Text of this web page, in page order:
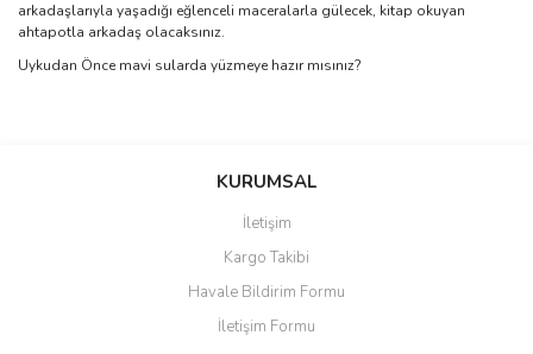
arkadaşlarıyla yaşadığı eğlenceli maceralarla gülecek, kitap okuyan
ahtapotla arkadaş olacaksınız.
Uykudan Önce mavi sularda yüzmeye hazır mısınız?
Bu ürüne ilk yorumu siz yapın!
Ürün resmi kalitesiz, bozuk veya görüntülenemiyor.
Ürün açıklamasında eksik bilgiler bulunuyor.
Ürün bilgilerinde hatalar bulunuyor.
KURUMSAL
İletişim
Kargo Takibi
Havale Bildirim Formu
İletişim Formu